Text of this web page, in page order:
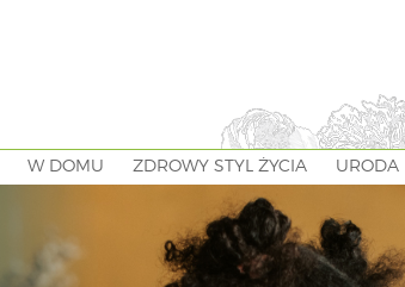
W DOMU ZDROWY STYL ŻYCIA URODA